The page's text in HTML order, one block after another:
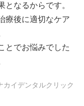
となるからです。
療後に適切なケア
とでお悩みでした
カイデンタルクリック